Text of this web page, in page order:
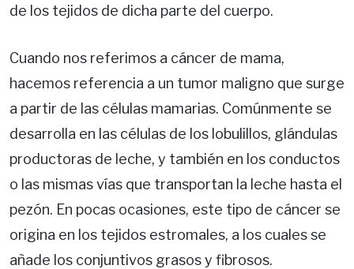
de los tejidos de dicha parte del cuerpo.
Cuando nos referimos a cáncer de mama,
hacemos referencia a un tumor maligno que surge
a partir de las células mamarias. Comúnmente se
desarrolla en las células de los lobulillos, glándulas
productoras de leche, y también en los conductos
o las mismas vías que transportan la leche hasta el
pezón. En pocas ocasiones, este tipo de cáncer se
origina en los tejidos estromales, a los cuales se
añade los conjuntivos grasos y fibrosos.